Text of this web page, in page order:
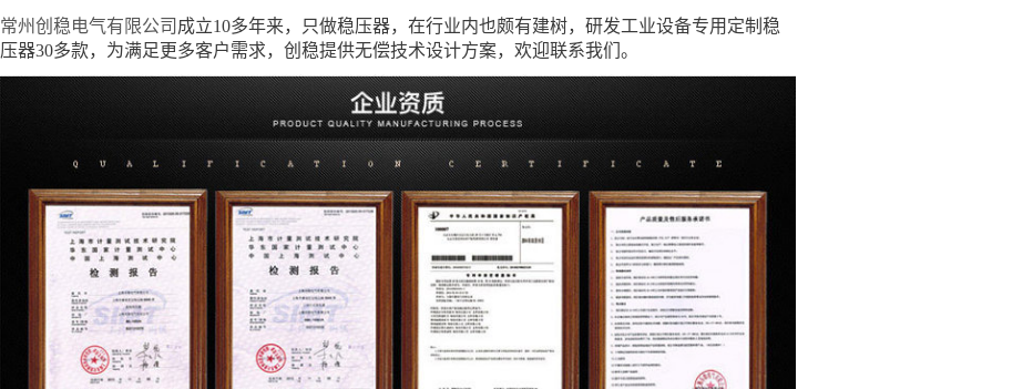
常州创稳电气有限公司 成立10多年来，只做稳压器，在行业内也颇有建树，研发工业设备专用定制稳
压器30多款，为满足更多客户需求，创稳提供无偿技术设计方案，欢迎联系我们。